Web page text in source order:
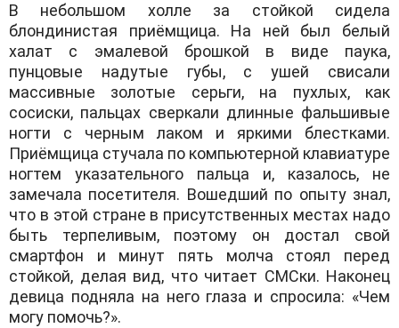
В небольшом холле за стойкой сидела
блондинистая приёмщица. На ней был белый
халат с эмалевой брошкой в виде паука,
пунцовые надутые губы, с ушей свисали
массивные золотые серьги, на пухлых, как
сосиски, пальцах сверкали длинные фальшивые
ногти с черным лаком и яркими блестками.
Приёмщица стучала по компьютерной клавиатуре
ногтем указательного пальца и, казалось, не
замечала посетителя. Вошедший по опыту знал,
что в этой стране в присутственных местах надо
быть терпеливым, поэтому он достал свой
смартфон и минут пять молча стоял перед
стойкой, делая вид, что читает СМСки. Наконец
девица подняла на него глаза и спросила: «Чем
могу помочь?».